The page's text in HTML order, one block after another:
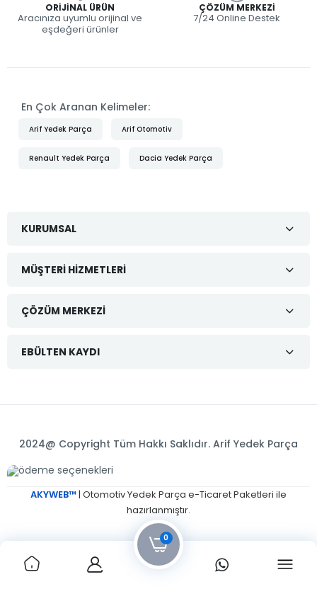
ORIJINAL ÜRÜN
Aracınıza uyumlu orijinal ve
eşdeğeri ürünler
ÇÖZÜM MERKEZI
7/24 Online Destek
En Çok Aranan Kelimeler:
Arif Yedek Parça Arif Otomotiv
Renault Yedek Parça Dacia Yedek Parça
KURUMSAL
MÜŞTERI HIZMETLERI
ÇÖZÜM MERKEZI
EBÜLTEN KAYDI
2024@ Copyright Tüm Hakkı Saklıdır. Arif Yedek Parça
AKYWEB™| Otomotiv Yedek Parça e-Ticaret Paketleri ile
hazırlanmıştır.
0